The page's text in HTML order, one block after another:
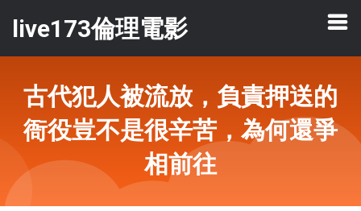
live173倫理電影
古代犯人被流放，負責押送的
衙役豈不是很辛苦，為何還爭
相前往